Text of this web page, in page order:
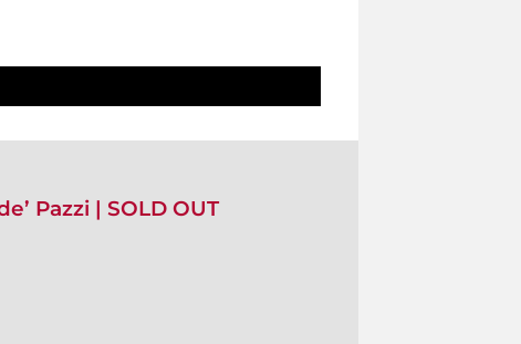
Pazzi | SOLD OUT